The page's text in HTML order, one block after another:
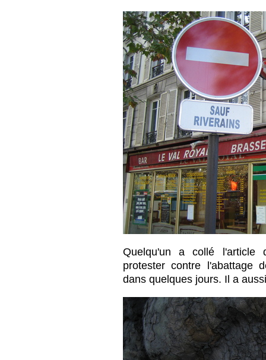
Quelqu'un a collé
protester contre l'abattage
dans quelques jours. Il a